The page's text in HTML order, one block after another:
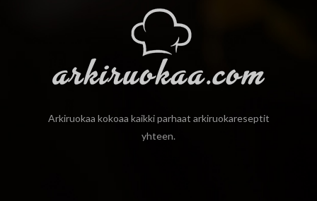
Arkiruokaa kokoaa kaikki parhaat arkiruokareseptit
yhteen.